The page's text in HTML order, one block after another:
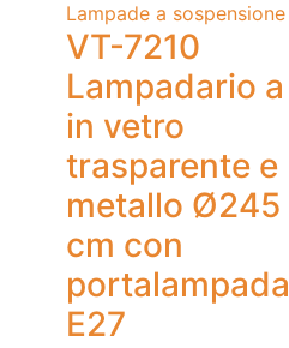
Lampade a sospensione
VT-7210
Lampadario a
in vetro
trasparente e
metallo Ø245
cm con
portalampada
E27